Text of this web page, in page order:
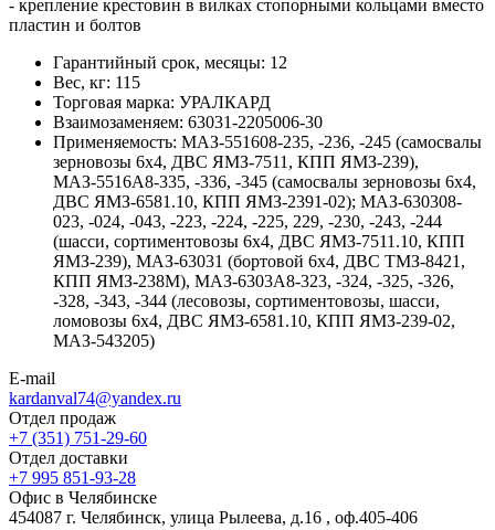
- крепление крестовин в вилках стопорными кольцами вместо
пластин и болтов
Гарантийный срок, месяцы: 12
Вес, кг: 115
Торговая марка: УРАЛКАРД
Взаимозаменяем: 63031-2205006-30
Применяемость: МАЗ-551608-235, -236, -245 (самосвалы
зерновозы 6х4, ДВС ЯМЗ-7511, КПП ЯМЗ-239),
МАЗ-5516А8-335, -336, -345 (самосвалы зерновозы 6х4,
ДВС ЯМЗ-6581.10, КПП ЯМЗ-2391-02); МАЗ-630308-
023, -024, -043, -223, -224, -225, 229, -230, -243, -244
(шасси, сортиментовозы 6х4, ДВС ЯМЗ-7511.10, КПП
ЯМЗ-239), МАЗ-63031 (бортовой 6х4, ДВС ТМЗ-8421,
КПП ЯМЗ-238М), МАЗ-6303А8-323, -324, -325, -326,
-328, -343, -344 (лесовозы, сортиментовозы, шасси,
ломовозы 6х4, ДВС ЯМЗ-6581.10, КПП ЯМЗ-239-02,
МАЗ-543205)
E-mail
kardanval74@yandex.ru
Отдел продаж
+7 (351) 751-29-60
Отдел доставки
+7 995 851-93-28
Офис в Челябинске
454087 г. Челябинск, улица Рылеева, д.16 , оф.405-406